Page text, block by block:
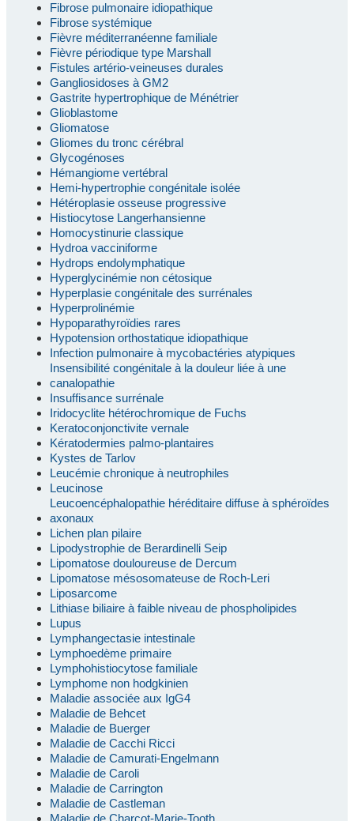
Fibrose pulmonaire idiopathique
Fibrose systémique
Fièvre méditerranéenne familiale
Fièvre périodique type Marshall
Fistules artério-veineuses durales
Gangliosidoses à GM2
Gastrite hypertrophique de Ménétrier
Glioblastome
Gliomatose
Gliomes du tronc cérébral
Glycogénoses
Hémangiome vertébral
Hemi-hypertrophie congénitale isolée
Hétéroplasie osseuse progressive
Histiocytose Langerhansienne
Homocystinurie classique
Hydroa vacciniforme
Hydrops endolymphatique
Hyperglycinémie non cétosique
Hyperplasie congénitale des surrénales
Hyperprolinémie
Hypoparathyroïdies rares
Hypotension orthostatique idiopathique
Infection pulmonaire à mycobactéries atypiques
Insensibilité congénitale à la douleur liée à une
canalopathie
Insuffisance surrénale
Iridocyclite hétérochromique de Fuchs
Keratoconjonctivite vernale
Kératodermies palmo-plantaires
Kystes de Tarlov
Leucémie chronique à neutrophiles
Leucinose
Leucoencéphalopathie héréditaire diffuse à sphéroïdes
axonaux
Lichen plan pilaire
Lipodystrophie de Berardinelli Seip
Lipomatose douloureuse de Dercum
Lipomatose mésosomateuse de Roch-Leri
Liposarcome
Lithiase biliaire à faible niveau de phospholipides
Lupus
Lymphangectasie intestinale
Lymphoedème primaire
Lymphohistiocytose familiale
Lymphome non hodgkinien
Maladie associée aux IgG4
Maladie de Behcet
Maladie de Buerger
Maladie de Cacchi Ricci
Maladie de Camurati-Engelmann
Maladie de Caroli
Maladie de Carrington
Maladie de Castleman
Maladie de Charcot-Marie-Tooth